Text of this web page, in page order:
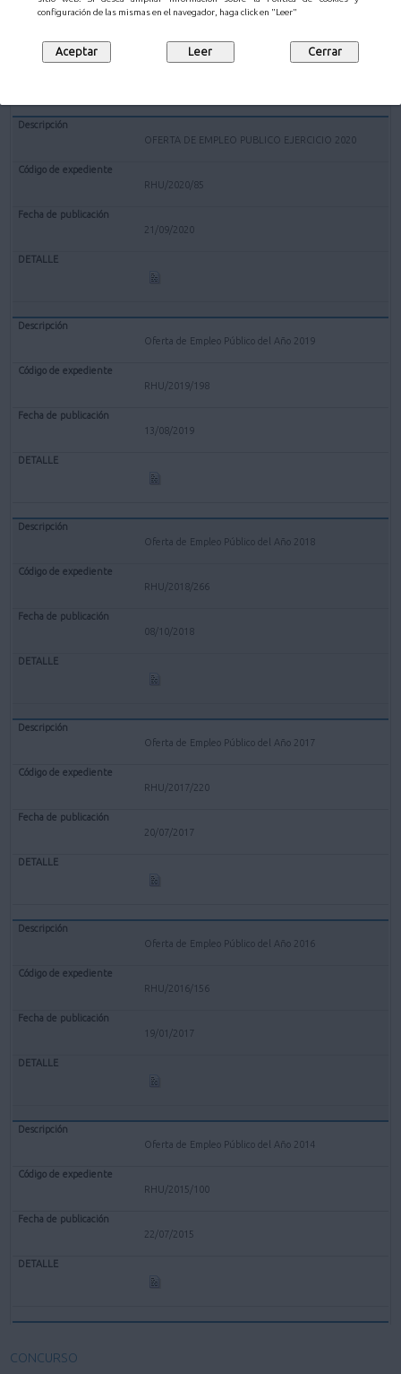
configuración de las mismas en el navegador, haga click en "Leer"
OFERTA DE EMPLEO PUBLICO EJERCICIO 2020
RHU/2020/85
21/09/2020
Oferta de Empleo Público del Año 2019
RHU/2019/198
13/08/2019
Oferta de Empleo Público del Año 2018
RHU/2018/266
08/10/2018
Oferta de Empleo Público del Año 2017
RHU/2017/220
20/07/2017
Oferta de Empleo Público del Año 2016
RHU/2016/156
19/01/2017
Oferta de Empleo Público del Año 2014
RHU/2015/100
22/07/2015
CONCURSO